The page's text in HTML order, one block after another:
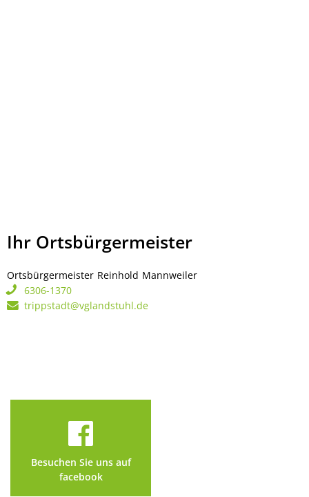
Ihr Ortsbürgermeister
Ortsbürgermeister Reinhold Mannweiler
6306-1370
trippstadt@vglandstuhl.de
Besuchen Sie uns auf
facebook